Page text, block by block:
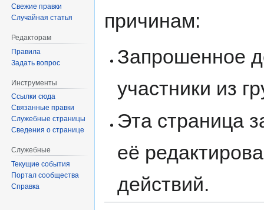
причинам:
Запрошенное
участники из
Эта страница
её
действий.
Свежие правки
Случайная статья
Редакторам
Правила
Задать вопрос
Инструменты
Ссылки сюда
Связанные правки
Служебные страницы
Сведения о странице
Служебные
Текущие события
Портал сообщества
Справка